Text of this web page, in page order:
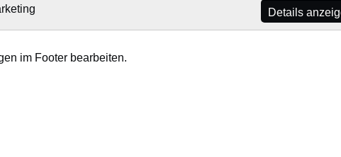
Details
im Footer bearbeiten.